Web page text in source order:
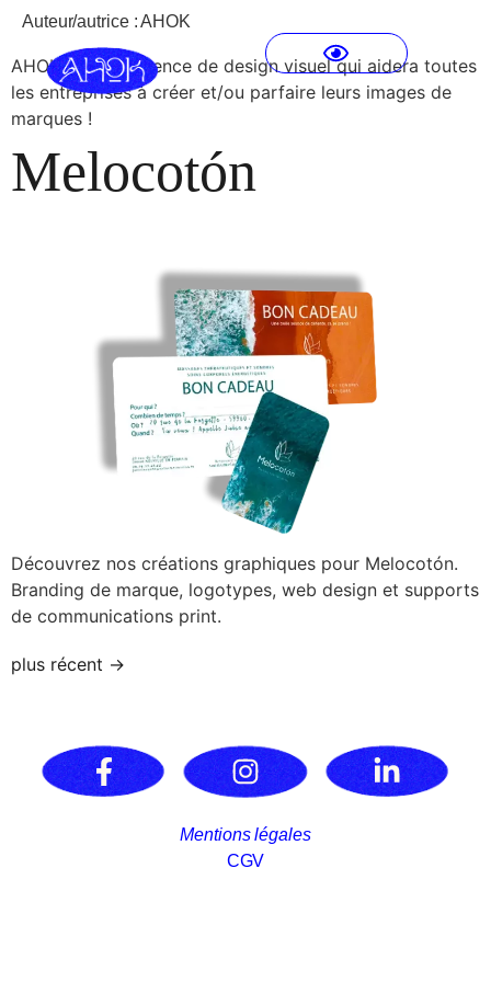
Auteur/autrice :AHOK
AHOK est une agence de design visuel qui aidera toutes
les entreprises à créer et/ou parfaire leurs images de
marques !
Melocotón
Découvrez nos créations graphiques pour Melocotón.
Branding de marque, logotypes, web design et supports
de communications print.
plus récent →
Mentions légales
CGV